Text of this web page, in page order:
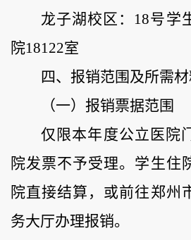
龙子湖校区： 18号学
院18122室
四、报销范围及所需
（一）报销票据范围
仅限本年度公立医院
院发票不予受理。 学生住
院直接结算，或前往郑州
务大厅办理报销。